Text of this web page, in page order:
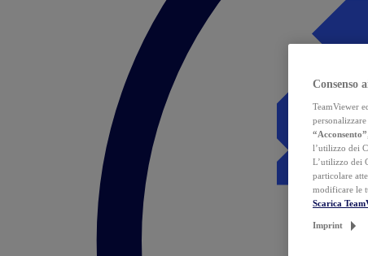
Consenso
TeamViewer
“Acconsento”
l’utilizzo dei
L’utilizzo dei
particolare
modificare le
Scarica
Imprint